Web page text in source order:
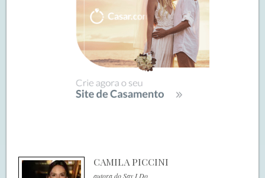
CAMILA PICCINI
autora do Say I Do